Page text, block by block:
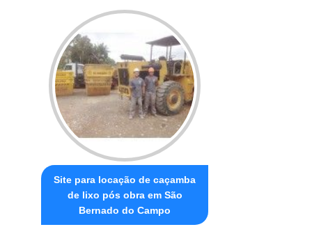
Site para locação de caçamba
de lixo pós obra em São
Bernado do Campo